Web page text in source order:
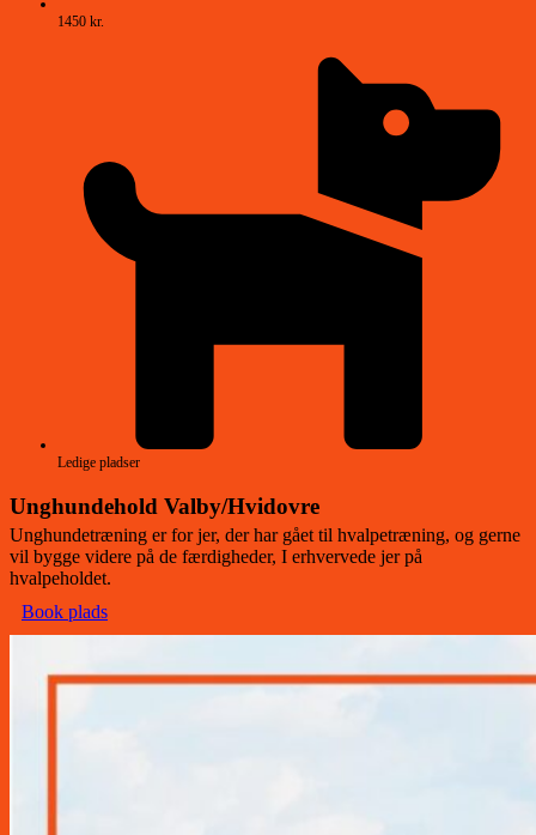
1450 kr.
Ledige pladser
Unghundehold Valby/Hvidovre
Unghundetræning er for jer, der har gået til hvalpetræning, og gerne
vil bygge videre på de færdigheder, I erhvervede jer på
hvalpeholdet.
Book plads